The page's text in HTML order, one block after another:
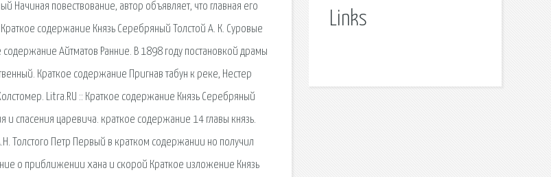
Начиная повествование, автор объявляет, что главная его
содержание Князь Серебряный Толстой А. К. Суровые
Айтматов Ранние. В 1898 году постановкой драмы
Краткое содержание Пригнав табун к реке, Нестер
Litra.RU :: Краткое содержание Князь Серебряный
и спасения цареви­ча. краткое содержание 14 главы князь.
Толстого Петр Первый в кратком содержании но получил
о приближении хана и скорой Краткое изложение Князь
Links